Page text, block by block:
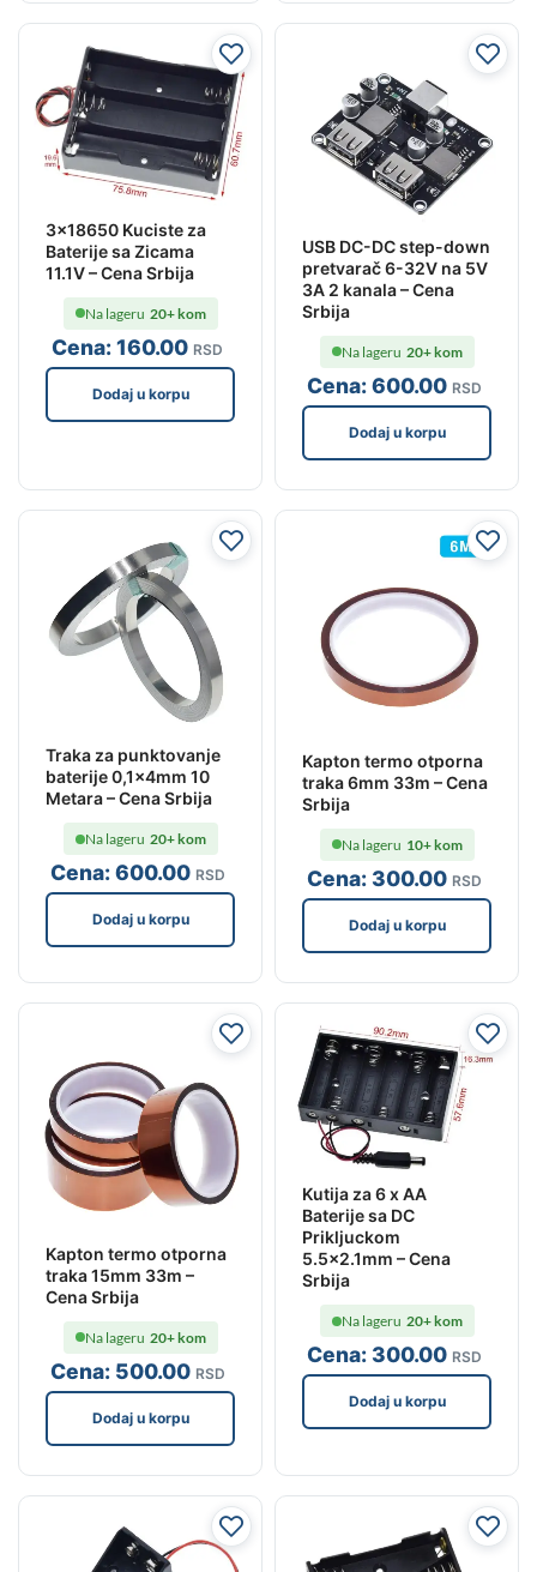
3×18650 Kuciste za
Baterije sa Zicama
11.1V – Cena Srbija
Cena:160.00 RSD
Na lageru 20+ kom
Dodaj u korpu
USB DC-DC step-down
pretvarač 6-32V na 5V
3A 2 kanala – Cena
Srbija
Cena:600.00 RSD
Na lageru 20+ kom
Dodaj u korpu
Traka za punktovanje
baterije 0,1x4mm 10
Metara – Cena Srbija
Cena:600.00 RSD
Na lageru 20+ kom
Dodaj u korpu
Kapton termo otporna
traka 6mm 33m – Cena
Srbija
Cena:300.00 RSD
Na lageru 10+ kom
Dodaj u korpu
Kapton termo otporna
traka 15mm 33m –
Cena Srbija
Cena: 500.00 RSD
Na lageru 20+ kom
Dodaj u korpu
Kutija za 6 x AA
Baterije sa DC
Prikljuckom
5.5×2.1mm – Cena
Srbija
Cena:300.00 RSD
Na lageru 20+ kom
Dodaj u korpu